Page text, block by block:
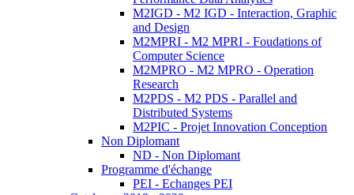
M2IGD - M2 IGD - Interaction, Graphic
and Design
M2MPRI - M2 MPRI - Foudations of
Computer Science
M2MPRO - M2 MPRO - Operation
Research
M2PDS - M2 PDS - Parallel and
Distributed Systems
M2PIC - Projet Innovation Conception
Non Diplomant
ND - Non Diplomant
Programme d'échange
PEI - Echanges PEI